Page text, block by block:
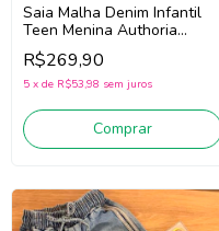
Saia Malha Denim Infantil
Teen Menina Authoria
R6033 (Azul)
R$269,90
5 x de R$53,98 sem juros
Comprar